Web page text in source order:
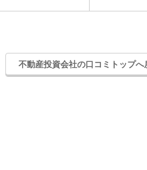
不動産投資会社の口コミトップへ